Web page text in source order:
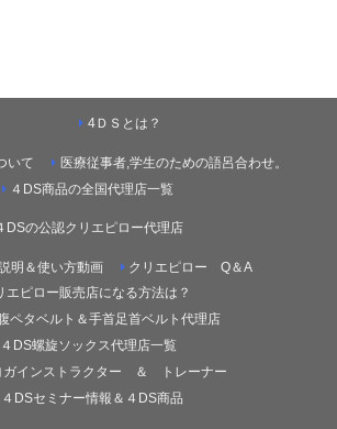
4ＤＳとは？
いて
医療従事者,学生のための語呂合わせ。
４DS商品の全国代理店一覧
DSの公認クリエピロー代理店
明＆使い方動画
クリエピロー Q＆A
エピロー販売店になる方法は？
ペタベルト＆手首足首ベルト代理店
４DS螺旋ソックス代理店一覧
ガインストラクター ＆ トレーナー
４DSセミナー情報＆４DS商品